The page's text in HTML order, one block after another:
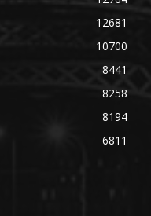
12681
10700
8441
8258
8194
6811